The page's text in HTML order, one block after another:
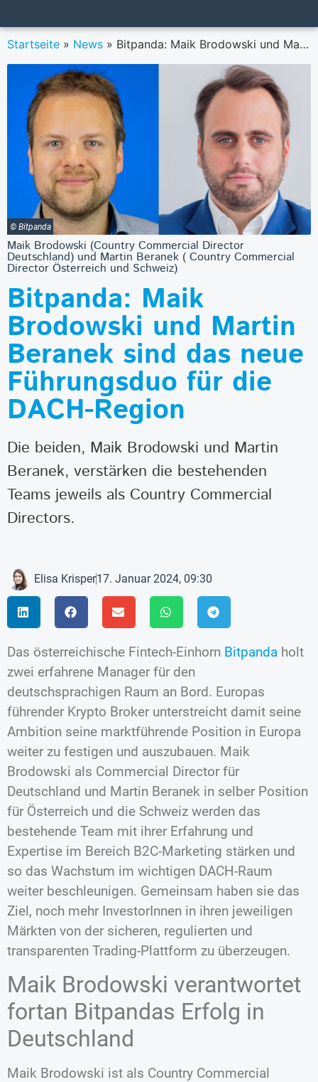
Startseite » News » Bitpanda: Maik Brodowski und Martin Beranek sind das neue Führungsduo für die DACH-Region
© Bitpanda
Maik Brodowski (Country Commercial Director
Deutschland) und Martin Beranek ( Country Commercial
Director Österreich und Schweiz)
Bitpanda: Maik
Brodowski und Martin
Beranek sind das neue
Führungsduo für die
DACH-Region
Die beiden, Maik Brodowski und Martin
Beranek, verstärken die bestehenden
Teams jeweils als Country Commercial
Directors.
Elisa Krisper17. Januar 2024, 09:30
Das österreichische Fintech-Einhorn Bitpanda holt
zwei erfahrene Manager für den
deutschsprachigen Raum an Bord. Europas
führender Krypto Broker unterstreicht damit seine
Ambition seine marktführende Position in Europa
weiter zu festigen und auszubauen. Maik
Brodowski als Commercial Director für
Deutschland und Martin Beranek in selber Position
für Österreich und die Schweiz werden das
bestehende Team mit ihrer Erfahrung und
Expertise im Bereich B2C-Marketing stärken und
so das Wachstum im wichtigen DACH-Raum
weiter beschleunigen. Gemeinsam haben sie das
Ziel, noch mehr InvestorInnen in ihren jeweiligen
Märkten von der sicheren, regulierten und
transparenten Trading-Plattform zu überzeugen.
Maik Brodowski verantwortet
fortan Bitpandas Erfolg in
Deutschland
Maik Brodowski ist als Country Commercial